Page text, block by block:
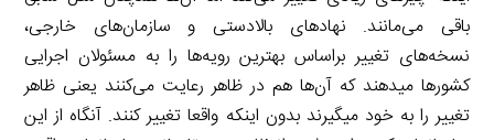
باقی می‌مانند. نهادهای بالادستی و سازمان‌های خارجی،
نسخه‌های تغییر براساس بهترین رویه‌‎ها را به مسئولان اجرایی
کشورها می‎دهند که آن‌ها هم در ظاهر رعایت می‌‎کنند یعنی ظاهر
تغییر را به خود می‎گیرند بدون اینکه واقعا تغییر کنند. آنگاه از این